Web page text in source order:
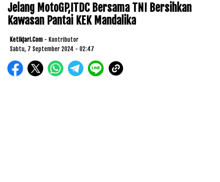
Jelang MotoGP,ITDC Bersama TNI Bersihkan
Kawasan Pantai KEK Mandalika
Ketikjari.com - Kontributor
Sabtu, 7 September 2024 - 02:47